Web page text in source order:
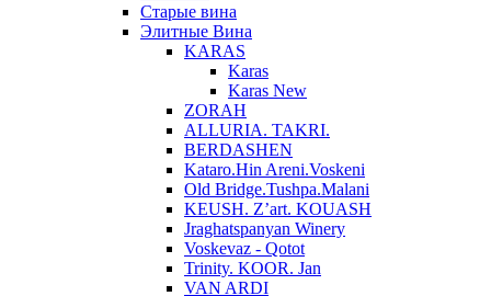
Старые вина
Элитные Вина
KARAS
Karas
Karas New
ZORAH
ALLURIA. TAKRI.
BERDASHEN
Kataro.Hin Areni.Voskeni
Old Bridge.Tushpa.Malani
KEUSH. Z’art. KOUASH
Jraghatspanyan Winery
Voskevaz - Qotot
Trinity. KOOR. Jan
VAN ARDI